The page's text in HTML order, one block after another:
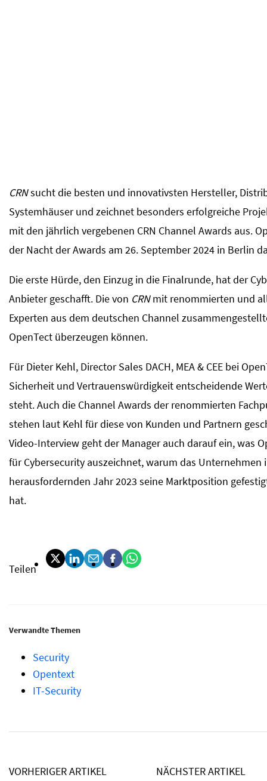
CRNsucht die besten und innovativsten Hersteller,
Systemhäuser und zeichnet besonders erfolgreiche
mit den jährlich vergebenen CRN Channel Awards aus.
der Nacht der Awards am 26. September 2024 in Berlin
Die erste Hürde, den Einzug in die Finalrunde, hat der
Anbieter geschafft. Die von CRNmit renommierten und
Experten aus dem deutschen Channel
OpenTect überzeugen können.
Für Dieter Kehl, Director Sales DACH, MEA & CEE bei
Sicherheit und Vertrauenswürdigkeit entscheidende
steht. Auch die Channel Awards der renommierten
stehen laut Kehl für diese von Kunden und Partnern
Video-Interview geht der Manager auch darauf ein, was
für Cybersecurity auszeichnet, warum das Unternehmen
herausfordernden Jahr 2023 seine Marktposition
hat.
Teilen
Verwandte Themen
Security
Opentext
IT-Security
VORHERIGER ARTIKEL NÄCHSTER ARTIKEL